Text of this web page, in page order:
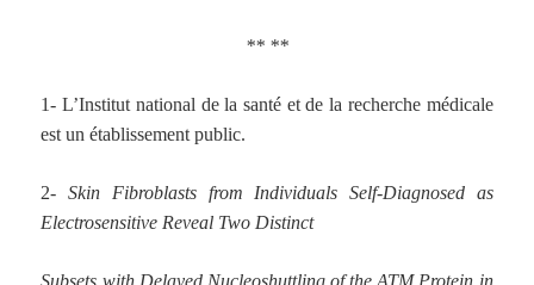
** **
1- L’Institut national de la santé et de la recherche médicale
est un établissement public.
2-Skin Fibroblasts from Individuals Self-Diagnosed as
Electrosensitive Reveal Two Distinct